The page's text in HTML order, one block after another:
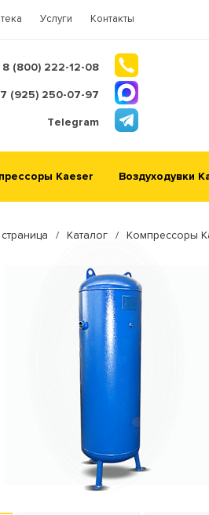
Услуги Контакты
8 (800) 222-12-08
(925) 250-07-97
Telegram
Kaeser Воздуходувки
/ Каталог / Компрессоры